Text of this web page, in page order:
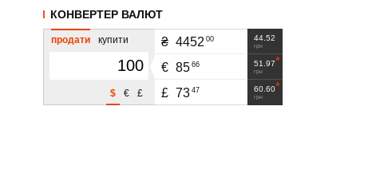
КОНВЕРТЕР ВАЛЮТ
продати купити
£
€
$
44.52
грн
₴ 4452 00
51.97
грн
€ 85 66
60.60
грн
£ 73 47